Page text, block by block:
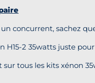
concurrent, sachez
2 35watts juste
tous les kits xénon